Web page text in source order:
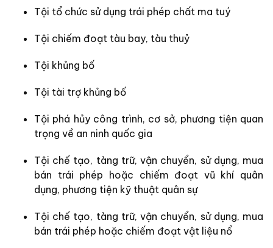
Tội tổ chức sử dụng trái phép chất ma tuý
Tội chiếm đoạt tàu bay, tàu thuỷ
Tội khủng bố
Tội tài trợ khủng bố
Tội phá hủy công trình, cơ sở, phương tiện quan
trọng về an ninh quốc gia
Tội chế tạo, tàng trữ, vận chuyển, sử dụng, mua
bán trái phép hoặc chiếm đoạt vũ khí quân
dụng, phương tiện kỹ thuật quân sự
Tội chế tạo, tàng trữ, vận chuyển, sử dụng, mua
bán trái phép hoặc chiếm đoạt vật liệu nổ